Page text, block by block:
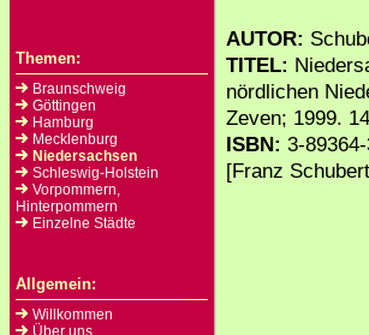
Themen:
Braunschweig
Göttingen
Hamburg
Mecklenburg
Niedersachsen
Schleswig-Holstein
Vorpommern,
Hinterpommern
Einzelne Städte
Allgemein:
Willkommen
Über uns
AUTOR:
TITEL:
nördlichen
Zeven; 1999.
ISBN: 3-
[Franz